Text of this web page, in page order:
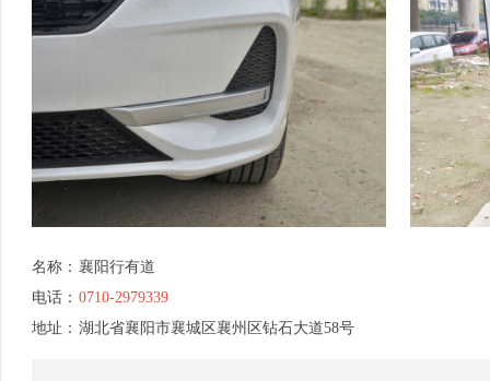
名称： 襄阳行有道
电话： 0710-2979339
地址： 湖北省襄阳市襄城区襄州区钻石大道58号